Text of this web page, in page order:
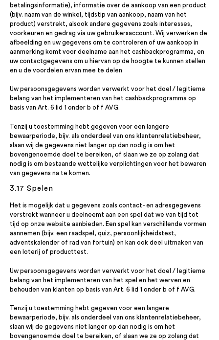
betalingsinformatie), informatie over de aankoop van een product
(bijv. naam van de winkel, tijdstip van aankoop, naam van het
product) verstrekt, alsook andere gegevens zoals interesses,
voorkeuren en gedrag via uw gebruikersaccount. Wij verwerken de
afbeelding en uw gegevens om te controleren of uw aankoop in
aanmerking komt voor deelname aan het cashbackprogramma, en
uw contactgegevens om u hiervan op de hoogte te kunnen stellen
en u de voordelen ervan mee te delen
Uw persoonsgegevens worden verwerkt voor het doel / legitieme
belang van het implementeren van het cashbackprogramma op
basis van Art. 6 lid 1 onder b of f AVG.
Tenzij u toestemming hebt gegeven voor een langere
bewaarperiode, bijv. als onderdeel van ons klantenrelatiebeheer,
slaan wij de gegevens niet langer op dan nodig is om het
bovengenoemde doel te bereiken, of slaan we ze op zolang dat
nodig is om bestaande wettelijke verplichtingen voor het bewaren
van gegevens na te komen.
3.17 Spelen
Het is mogelijk dat u gegevens zoals contact- en adresgegevens
verstrekt wanneer u deelneemt aan een spel dat we van tijd tot
tijd op onze website aanbieden. Een spel kan verschillende vormen
aannemen (bijv. een raadspel, quiz, persoonlijkheidstest,
adventskalender of rad van fortuin) en kan ook deel uitmaken van
een loterij of producttest.
Uw persoonsgegevens worden verwerkt voor het doel / legitieme
belang van het implementeren van het spel en het werven en
behouden van klanten op basis van Art. 6 lid 1 onder b of f AVG.
Tenzij u toestemming hebt gegeven voor een langere
bewaarperiode, bijv. als onderdeel van ons klantenrelatiebeheer,
slaan wij de gegevens niet langer op dan nodig is om het
bovengenoemde doel te bereiken, of slaan we ze op zolang dat